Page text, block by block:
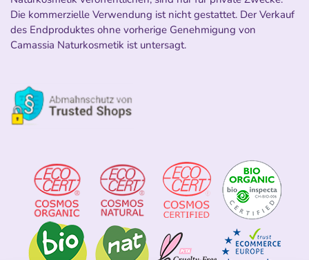
Die kommerzielle Verwendung ist nicht gestattet. Der Verkauf
des Endproduktes ohne vorherige Genehmigung von
Camassia Naturkosmetik ist untersagt.